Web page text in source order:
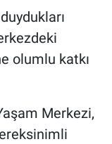
olumlu katkı
Merkezi,